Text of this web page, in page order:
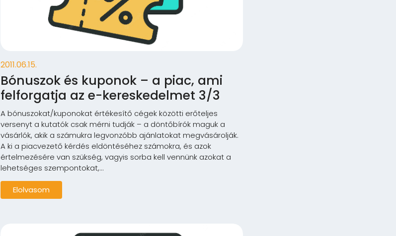
2011.06.15.
Bónuszok és kuponok – a piac, ami
felforgatja az e-kereskedelmet 3/3
A bónuszokat/kuponokat értékesítő cégek közötti erőteljes
versenyt a kutatók csak mérni tudják – a döntőbírók maguk a
vásárlók, akik a számukra legvonzóbb ajánlatokat megvásárolják.
A ki a piacvezető kérdés eldöntéséhez számokra, és azok
értelmezésére van szükség, vagyis sorba kell vennünk azokat a
lehetséges szempontokat,...
Elolvasom